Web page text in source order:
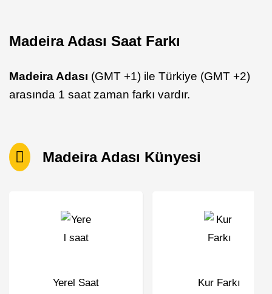
Madeira Adası Saat Farkı
Madeira Adası (GMT +1) ile Türkiye (GMT +2)
arasında 1 saat zaman farkı vardır.
Madeira Adası Künyesi
Yerel Saat
Kur Farkı